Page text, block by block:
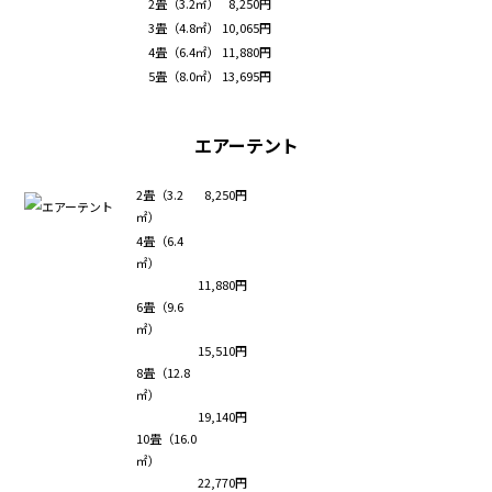
3畳（4.8㎡）
10,065円
4畳（6.4㎡）
11,880円
5畳（8.0㎡）
13,695円
エアーテント
2畳（3.2
㎡）
8,250円
4畳（6.4
㎡）
11,880円
6畳（9.6
㎡）
15,510円
8畳（12.8
㎡）
19,140円
10畳（16.0
㎡）
22,770円